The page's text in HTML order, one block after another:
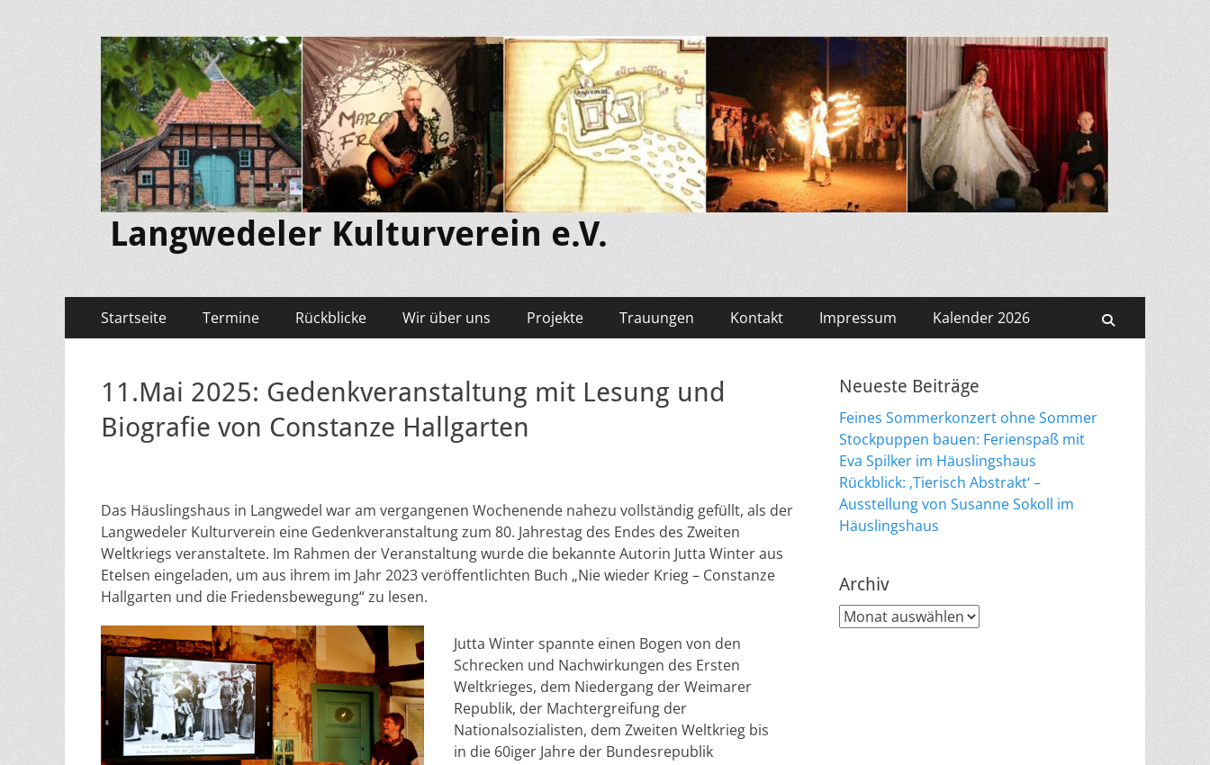
Langwedeler Kulturverein e.V.
Primäres
Menü
Inhalt
Startseite Termine Rückblicke Wir über uns Projekte Trauungen Kontakt Impressum Kalender 2026
11.Mai 2025: Gedenkveranstaltung mit Lesung und
Biografie von Constanze Hallgarten
Das Häuslingshaus in Langwedel war am vergangenen Wochenende nahezu vollständig gefüllt, als der
Langwedeler Kulturverein eine Gedenkveranstaltung zum 80. Jahrestag des Endes des Zweiten
Weltkriegs veranstaltete. Im Rahmen der Veranstaltung wurde die bekannte Autorin Jutta Winter aus
Etelsen eingeladen, um aus ihrem im Jahr 2023 veröffentlichten Buch „Nie wieder Krieg – Constanze
Hallgarten und die Friedensbewegung“ zu lesen.
Jutta Winter spannte einen Bogen von den
Schrecken und Nachwirkungen des Ersten
Weltkrieges, dem Niedergang der Weimarer
Republik, der Machtergreifung der
Nationalsozialisten, dem Zweiten Weltkrieg bis
in die 60iger Jahre der Bundesrepublik
Neueste Beiträge
Feines Sommerkonzert ohne Sommer
Stockpuppen bauen: Ferienspaß mit
Eva Spilker im Häuslingshaus
Rückblick: ‚Tierisch Abstrakt‘ –
Ausstellung von Susanne Sokoll im
Häuslingshaus
Archiv
Archiv